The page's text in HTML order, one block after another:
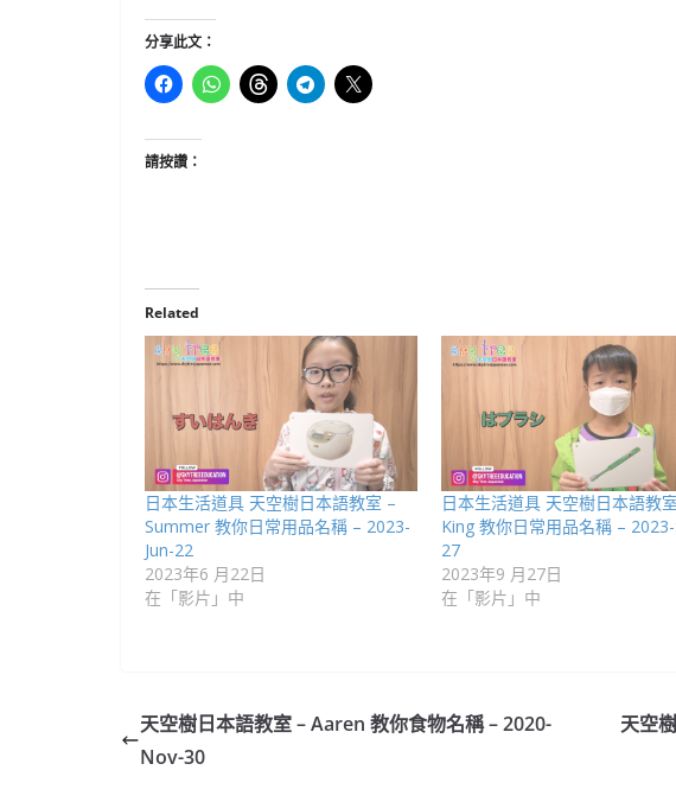
分享此文：
請按讚：
Related
日本生活道具 天空樹日本語教室 –
Summer 教你日常用品名稱 – 2023-
Jun-22
2023年6 月22日
在「影片」中
日本生活道具 天空樹日本語教
King 教你日常用品名稱 –
27
2023年9 月27日
在「影片」中
天空樹日本語教室 – Aaren​ 教你食物名稱 – 2020-
Nov-30
天空